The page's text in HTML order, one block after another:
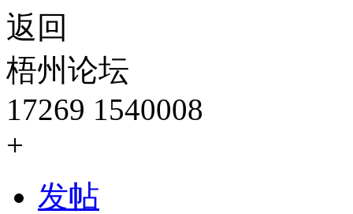
返回
梧州论坛
17269 1540008
+
发帖